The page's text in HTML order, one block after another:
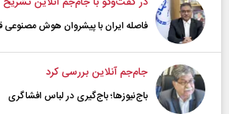
فاصله ایران با پیشرو‌ان هوش مصنوعی
جام‌جم آنلاین بررسی کرد
باج‌نیوزها؛ باج‌گیری در لباس افشاگری